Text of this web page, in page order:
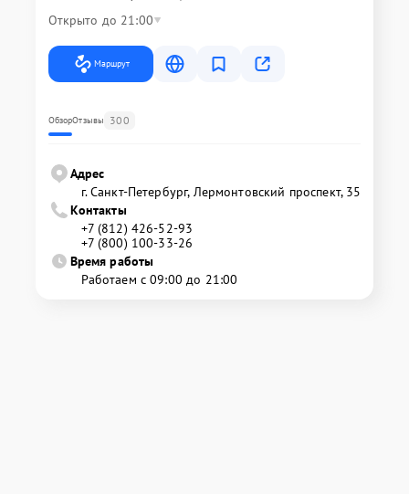
Открыто до 21:00
Маршрут
ОбзорОтзывы 300
Адрес
г. Санкт-Петербург, Лермонтовский проспект, 35
Контакты
+7 (812) 426-52-93
+7 (800) 100-33-26
Время работы
Работаем с 09:00 до 21:00